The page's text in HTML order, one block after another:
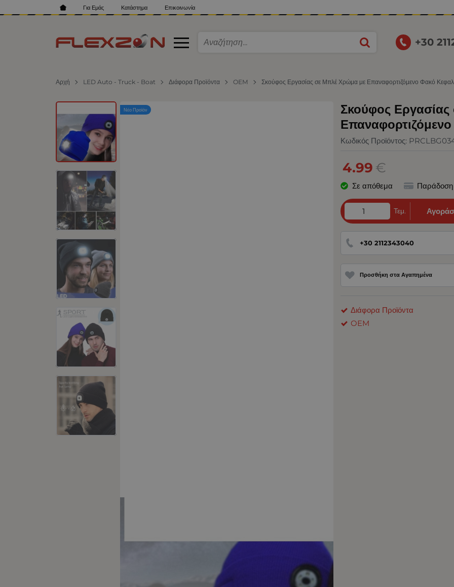
Για Εμάς Κατάστημα Επικοινωνία
+30
Αρχή LED Auto - Truck - Boat Διάφορα Προϊόντα OEM Σκούφος Εργασίας σε Μπλέ Χρώμα με Επαναφορτιζόμενο Φακό
Σκούφος
Κωδικός Προϊόντος:
Νέο Προϊόν
4.99 €
Σε απόθεμα
Τεμ.
+30 2112343040
Προσθήκη στα Αγαπημένα
Διάφορα Προϊόντα
OEM